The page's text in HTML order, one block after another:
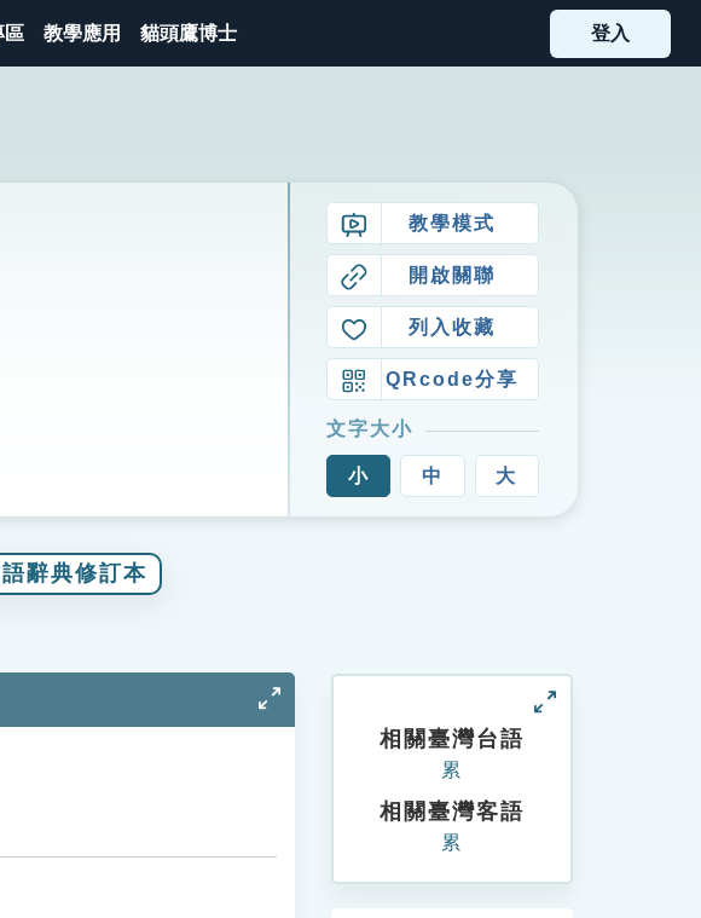
區 教學應用 貓頭鷹博士 登入
教學模式
開啟關聯
列入收藏
QRcode分享
文字大小
小 中 大
辭典修訂本
相關臺灣台語
累
相關臺灣客語
累